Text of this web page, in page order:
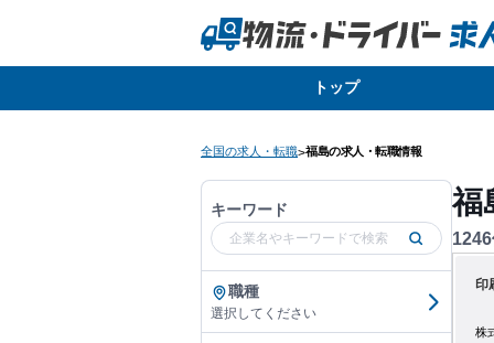
トップ
全国の求人・転職>福島の求人・転職情報
キーワード
職種
選択してください
福
1246
印
株